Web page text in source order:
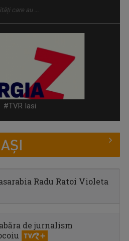
tinerilor care, ...
...
#TVR Iasi
Radu Ratoi Violeta
de jurnalism